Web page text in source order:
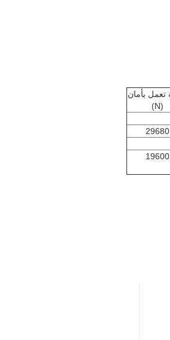
تعمل بأمان
(N)
29680
19600